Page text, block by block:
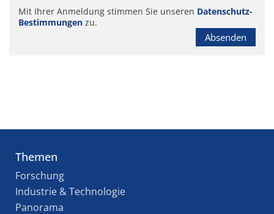
Mit Ihrer Anmeldung stimmen Sie unseren Datenschutz-
Bestimmungen zu.
Absenden
Themen
Forschung
Industrie & Technologie
Panorama